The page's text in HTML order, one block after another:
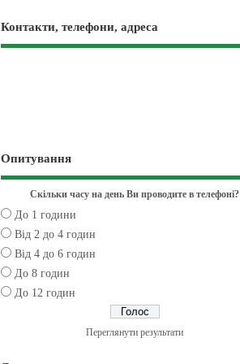
Контакти, телефони, адреса
Опитування
Скільки часу на день Ви проводите в телефоні?
До 1 години
Від 2 до 4 годин
Від 4 до 6 годин
До 8 годин
До 12 годин
Переглянути результати